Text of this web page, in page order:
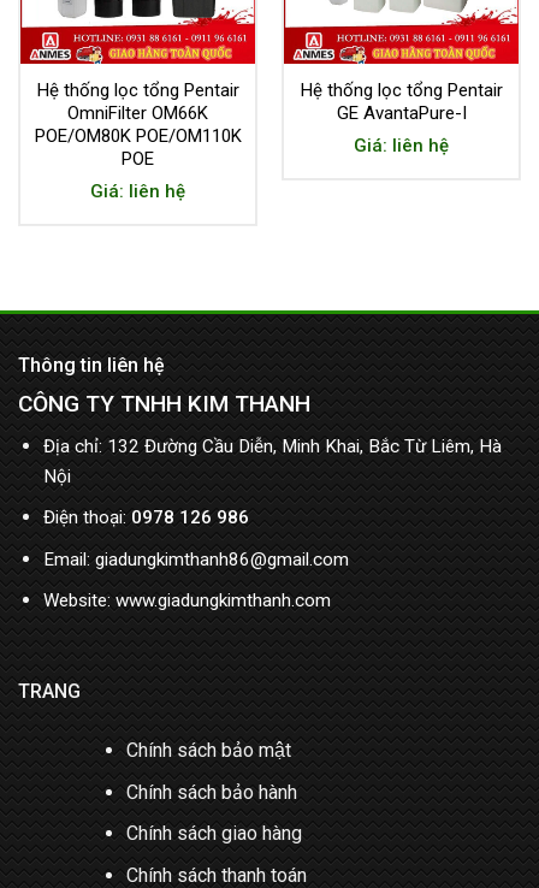
Hệ thống lọc tổng Pentair
OmniFilter OM66K
POE/OM80K POE/OM110K
POE
Giá: liên hệ
Hệ thống lọc tổng Pentair
GE AvantaPure-I
Giá: liên hệ
Thông tin liên hệ
CÔNG TY TNHH KIM THANH
Địa chỉ: 132 Đường Cầu Diễn, Minh Khai, Bắc Từ Liêm, Hà
Nội
Điện thoại:0978 126 986
Email: giadungkimthanh86@gmail.com
Website: www.giadungkimthanh.com
TRANG
Chính sách bảo mật
Chính sách bảo hành
Chính sách giao hàng
Chính sách thanh toán